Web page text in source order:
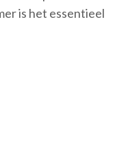
is het essentieel